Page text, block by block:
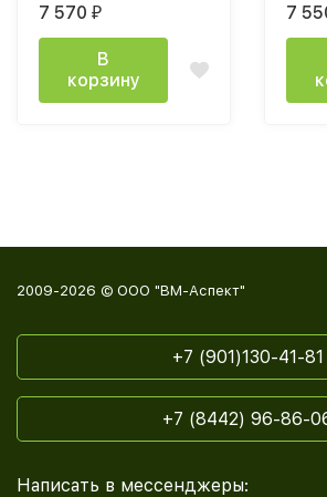
7 570 ₽
В
корзину
7
2009-2026 © ООО "ВМ-Аспект"
+7 (901)130-41-81
+7 (8442) 96-86-
Написать в мессенджеры: